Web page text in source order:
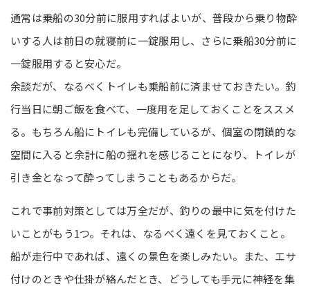
通常は乗船の30分前に服用すればよいが、普段から乗り物酔
いする人は前日の就寝前に一錠服用し、さらに乗船30分前に
一錠服用すると安心だ。
余談だが、なるべくトイレも乗船前に済ませておきたい。釣
行当日に朝ご飯を食べて、一度用を足しておくことをススメ
る。もちろん船にトイレも完備しているが、個室の閉鎖的な
空間に入ると余計に船の揺れを感じることになり、トイレが
引き金となって酔ってしまうこともあるからだ。
これで事前対策としては万全だが、釣りの最中に気を付けた
いことがもう1つ。それは、なるべく遠くを見ておくこと。
船が走行中であれば、遠くの景色を楽しみたい。また、エサ
付けのときや仕掛が絡んだとき、どうしても手元に神経を集